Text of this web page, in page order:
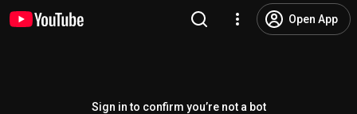
Open App
Sign in to confirm you’re not a bot